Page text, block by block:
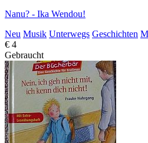
Nanu? - Ika Wendou!
Neu Musik Unterwegs Geschichten
€ 4
Gebraucht